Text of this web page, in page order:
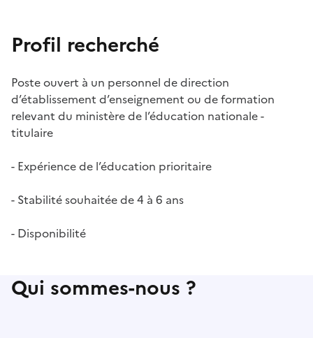
Profil recherché
Poste ouvert à un personnel de direction
d’établissement d’enseignement ou de formation
relevant du ministère de l’éducation nationale -
titulaire
- Expérience de l’éducation prioritaire
- Stabilité souhaitée de 4 à 6 ans
- Disponibilité
Qui sommes-nous ?